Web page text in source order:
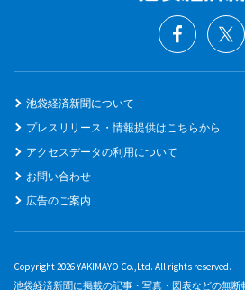
池袋経済新聞について
プレスリリース・情報提供はこちらから
アクセスデータの利用について
お問い合わせ
広告のご案内
Copyright 2026 YAKIMAYO Co.,Ltd. All rights reserved.
池袋経済新聞に掲載の記事・写真・図表などの無